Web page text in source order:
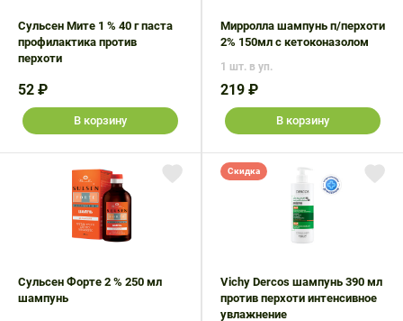
Сульсен Мите 1 % 40 г паста
профилактика против
перхоти
52 ₽
В корзину
Мирролла шампунь п/перхоти
2% 150мл с кетоконазолом
1 шт. в уп.
219 ₽
В корзину
Сульсен Форте 2 % 250 мл
шампунь
Скидка
Vichy Dercos шампунь 390 мл
против перхоти интенсивное
увлажнение